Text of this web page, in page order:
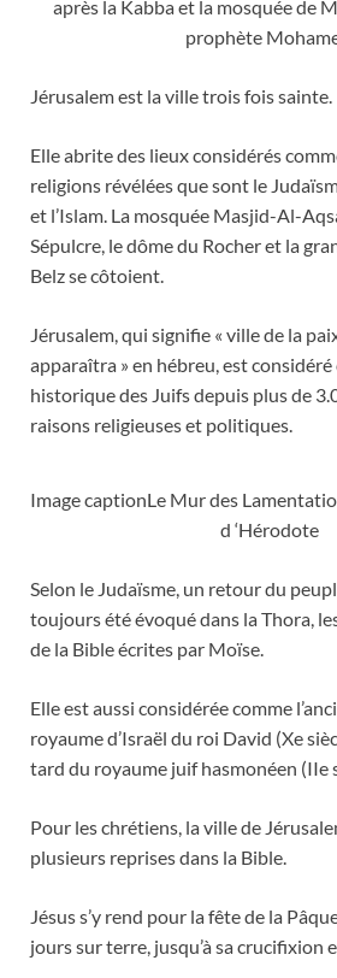
après la Kabba et la mosquée de
prophète
Jérusalem est la ville trois fois sainte.
Elle abrite des lieux considérés
religions révélées que sont le
et l’Islam. La mosquée Masjid-Al-
Sépulcre, le dôme du Rocher et la
Belz se côtoient.
Jérusalem, qui signifie « ville de la
apparaîtra » en hébreu, est
historique des Juifs depuis plus de
raisons religieuses et politiques.
Image captionLe Mur des
d ‘Hérodote
Selon le Judaïsme, un retour du
toujours été évoqué dans la Thora,
de la Bible écrites par Moïse.
Elle est aussi considérée comme
royaume d’Israël du roi David (Xe
tard du royaume juif hasmonéen (IIe
Pour les chrétiens, la ville de
plusieurs reprises dans la Bible.
Jésus s’y rend pour la fête de la
jours sur terre, jusqu’à sa crucifixion